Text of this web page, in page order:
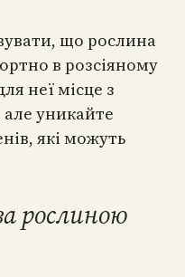
що рослина
в розсіяному
неї місце з
уникайте
які можуть
рослиною